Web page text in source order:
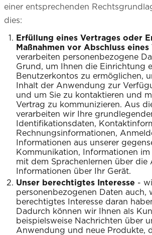
einer entsprechenden
dies:
Erfüllung eines Vertrages oder
Maßnahmen vor Abschluss
verarbeiten personenbezogene
Grund, um Ihnen die Einrichtung
Benutzerkontos zu ermöglichen,
Inhalt der Anwendung zur
und um Sie zu kontaktieren und
Vertrag zu kommunizieren. Aus
verarbeiten wir Ihre
Identifikationsdaten,
Rechnungsinformationen,
Informationen aus unserer
Kommunikation, Informationen im
mit dem Sprachenlernen über die
Informationen über Ihr Gerät.
Unser berechtigtes Interesse -
personenbezogenen Daten auch,
berechtigtes Interesse daran
Dadurch können wir Ihnen als
beispielsweise Nachrichten über
Anwendung und neue Produkte,